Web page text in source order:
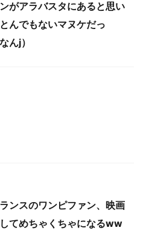
がアラバスタにあると思い
んでもないマヌケだっ
んj）
ランスのワンピファン、映画
てめちゃくちゃになるww